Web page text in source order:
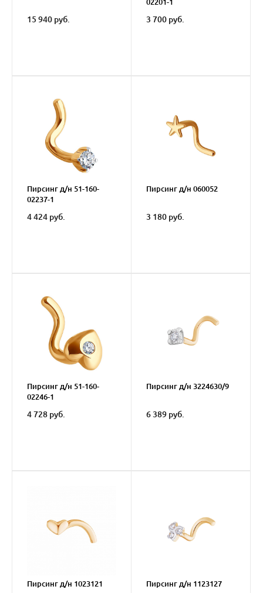
15 940 руб.
02201-1
3 700 руб.
Пирсинг д/н 51-160-
02237-1
4 424 руб.
Пирсинг д/н 060052
3 180 руб.
Пирсинг д/н 51-160-
02246-1
4 728 руб.
Пирсинг д/н 3224630/9
6 389 руб.
Пирсинг д/н 1023121 Пирсинг д/н 1123127